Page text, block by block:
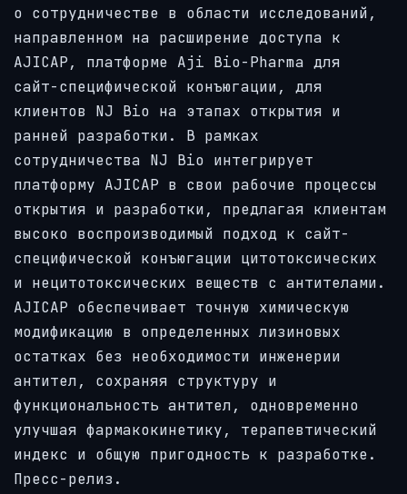
о сотрудничестве в области исследований,
направленном на расширение доступа к
AJICAP, платформе Aji Bio-Pharma для
сайт-специфической конъюгации, для
клиентов NJ Bio на этапах открытия и
ранней разработки. В рамках
сотрудничества NJ Bio интегрирует
платформу AJICAP в свои рабочие процессы
открытия и разработки, предлагая клиентам
высоко воспроизводимый подход к сайт-
специфической конъюгации цитотоксических
и нецитотоксических веществ с антителами.
AJICAP обеспечивает точную химическую
модификацию в определенных лизиновых
остатках без необходимости инженерии
антител, сохраняя структуру и
функциональность антител, одновременно
улучшая фармакокинетику, терапевтический
индекс и общую пригодность к разработке.
Пресс-релиз.